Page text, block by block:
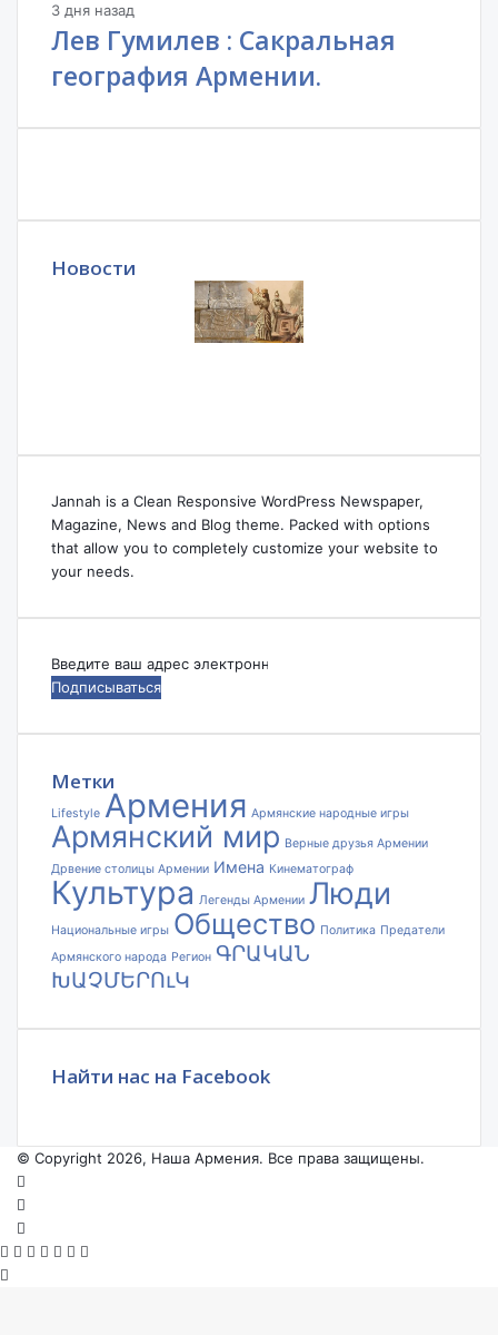
3 дня назад
Лев Гумилев : Сакральная
география Армении.
Новости
Jannah is a Clean Responsive WordPress Newspaper,
Magazine, News and Blog theme. Packed with options
that allow you to completely customize your website to
your needs.
Введите
ваш
электронной
Метки
Lifestyle Армения Армянские народные игры
Армянский мир Верные друзья Армении
Дрвение столицы Армении Имена Кинематограф
Культура Легенды Армении Люди
Национальные игры Общество Политика Предатели
Армянского народа Регион ԳՐԱԿԱՆ
ԽԱՉՄԵՐՈւԿ
Найти нас на Facebook
© Copyright 2026, Наша Армения. Все права защищены.
Facebook
X VKontakte
Odnoklassniki
WhatsApp
Telegram